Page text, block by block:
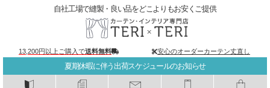
夏期休暇に伴う出荷スケジュールのお知らせ
自社工場で縫製・良い品をどこよりもお安くご提供
13,200円以上ご購入で送料無料 安心のオーダーカーテン丈直し